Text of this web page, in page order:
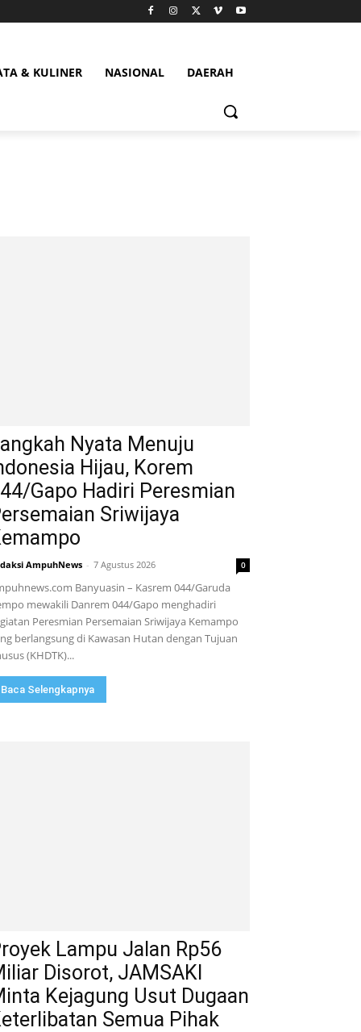
& KULINER NASIONAL DAERAH
Nyata Menuju
Hijau, Korem
Gapo Hadiri Peresmian
Sriwijaya
AmpuhNews - 7 Agustus 2026 0
Banyuasin – Kasrem 044/Garuda
mewakili Danrem 044/Gapo menghadiri
Peresmian Persemaian Sriwijaya Kemampo
berlangsung di Kawasan Hutan dengan Tujuan
(KHDTK)...
Baca Selengkapnya
Lampu Jalan Rp56
Disorot, JAMSAKI
Kejagung Usut Dugaan
Semua Pihak